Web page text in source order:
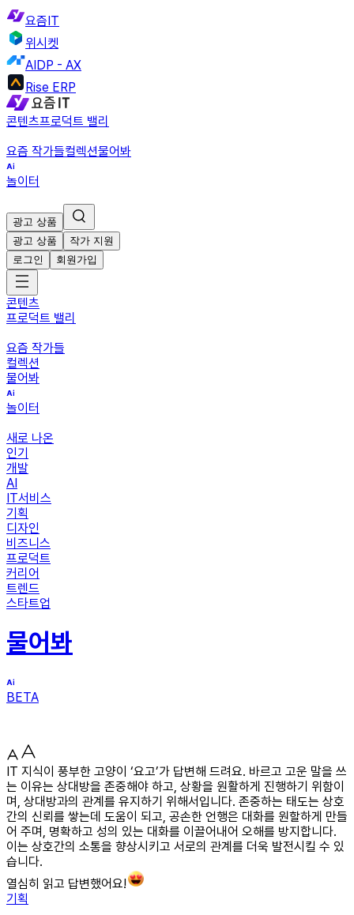
요즘IT
위시켓
AIDP - AX
Rise ERP
콘텐츠프로덕트 밸리
요즘 작가들컬렉션물어봐
놀이터
광고 상품
광고 상품
작가 지원
로그인
회원가입
콘텐츠
프로덕트 밸리
요즘 작가들
컬렉션
물어봐
놀이터
새로 나온
인기
개발
AI
IT서비스
기획
디자인
비즈니스
프로덕트
커리어
트렌드
스타트업
물어봐
BETA
IT 지식이 풍부한 고양이 ‘요고’가 답변해 드려요. 바르고 고운 말을 쓰
는 이유는 상대방을 존중해야 하고, 상황을 원활하게 진행하기 위함이
며, 상대방과의 관계를 유지하기 위해서입니다. 존중하는 태도는 상호
간의 신뢰를 쌓는데 도움이 되고, 공손한 언행은 대화를 원할하게 만들
어 주며, 명확하고 성의 있는 대화를 이끌어내어 오해를 방지합니다.
이는 상호간의 소통을 향상시키고 서로의 관계를 더욱 발전시킬 수 있
습니다.
열심히 읽고 답변했어요!
기획